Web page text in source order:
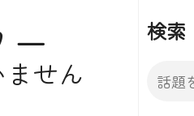
せん
検索